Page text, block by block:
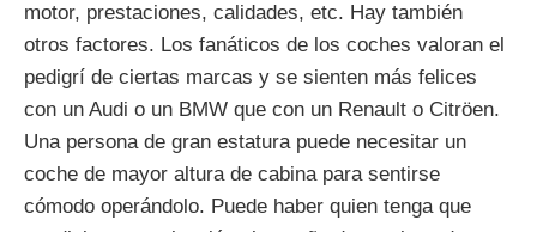
motor, prestaciones, calidades, etc. Hay también
otros factores. Los fanáticos de los coches valoran el
pedigrí de ciertas marcas y se sienten más felices
con un Audi o un BMW que con un Renault o Citröen.
Una persona de gran estatura puede necesitar un
coche de mayor altura de cabina para sentirse
cómodo operándolo. Puede haber quien tenga que